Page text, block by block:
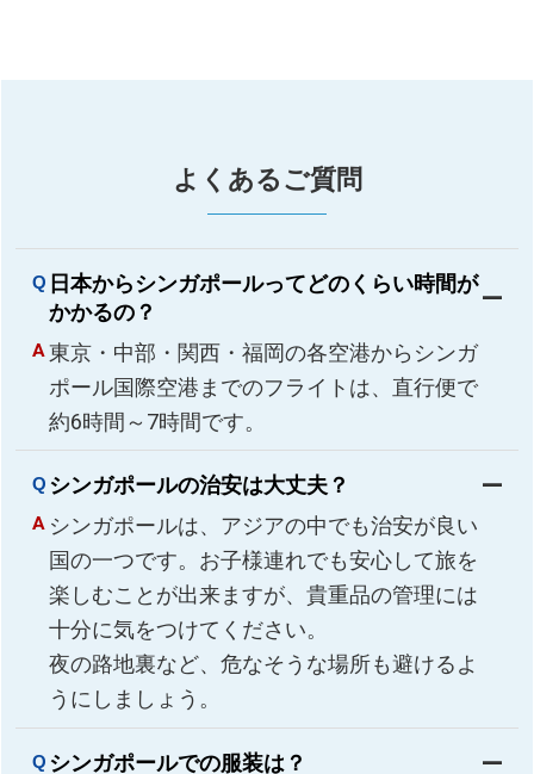
よくあるご質問
日本からシンガポールってどのくらい時間が
かかるの？
東京・中部・関西・福岡の各空港からシンガ
ポール国際空港までのフライトは、直行便で
約6時間～7時間です。
シンガポールの治安は大丈夫？
シンガポールは、アジアの中でも治安が良い
国の一つです。お子様連れでも安心して旅を
楽しむことが出来ますが、貴重品の管理には
十分に気をつけてください。
夜の路地裏など、危なそうな場所も避けるよ
うにしましょう。
シンガポールでの服装は？